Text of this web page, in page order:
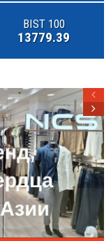
BIST 100
13779.39